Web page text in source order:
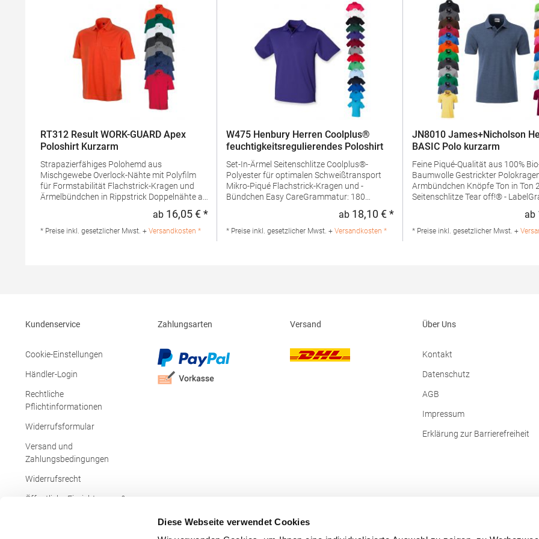
Diese Webseite verwendet Cookies
RT312 Result WORK-GUARD Apex
Poloshirt Kurzarm
Strapazierfähiges Polohemd aus
Mischgewebe Overlock-Nähte mit Polyfilm
für Formstabilität Flachstrick-Kragen und
Ärmelbündchen in Rippstrick Doppelnähte an
Kragen für die einfache
Taschenbeutel innen für einfache Veredelung
g/m²Materialzusammensetzung: 50%
Polyester / 50% BaumwolleAngaben zur
Produktsicherheit: Herst.-Nr.:
R312XHersteller: Result Clothing Ltd.
Narcisova 1 821 01 Bratislava Slowakei E-
Mail: sales@resultclothing.com
Regulärer Preis:
ab 16,05 € *
* Preise inkl. gesetzlicher Mwst. + Versandkosten *
W475 Henbury Herren Coolplus®
feuchtigkeitsregulierendes Poloshirt
Set-In-Ärmel Seitenschlitze Coolplus®-
Polyester für optimalen Schweißtransport
Mikro-Piqué Flachstrick-Kragen und -
Bündchen Easy CareGrammatur: 180
Produktsicherheit: Herst.-Nr.: H475Hersteller:
Regulärer Preis:
ab 18,10 € *
* Preise inkl. gesetzlicher Mwst. + Versandkosten *
JN8010 James+Nicholson
BASIC Polo kurzarm
Feine Piqué-Qualität aus 100%
Baumwolle Gestrickter Polokragen und
Armbündchen Knöpfe Ton in Ton 2 Knöpfe
Seitenschlitze Tear off!® - LabelGrammatur:
Produktsicherheit: Herst.-Nr.:
ab
* Preise inkl. gesetzlicher Mwst. +
Kundenservice
Cookie-Einstellungen
Händler-Login
Rechtliche
Pflichtinformationen
Widerrufsformular
Versand und
Zahlungsbedingungen
Widerrufsrecht
Öffentliche Einrichtungen &
Zahlungsarten Versand Über Uns
Kontakt
Datenschutz
AGB
Impressum
Erklärung zur Barrierefreiheit